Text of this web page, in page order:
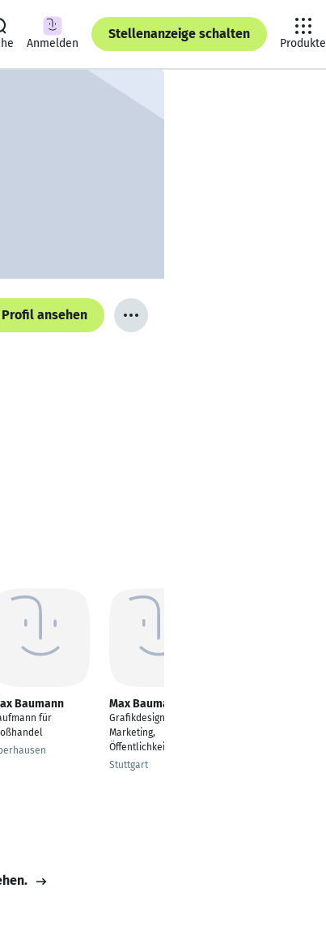
Anmelden
Stellenanzeige schalten
Produkte
Profil ansehen
Baumann
für
Max Baumann
Grafikdesigner,
Marketing,
Öffentlichkeitsarbeit
Stuttgart